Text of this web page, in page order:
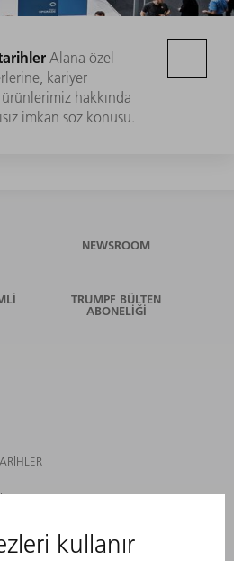
Alana özel
kariyer
hakkında
imkan söz konusu.
NEWSROOM
TRUMPF BÜLTEN
ABONELIĞI